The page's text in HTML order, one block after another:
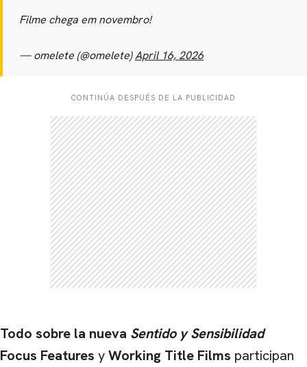
Filme chega em novembro!
— omelete (@omelete)April 16, 2026
CONTINÚA DESPUÉS DE LA PUBLICIDAD
Todo sobre la nueva Sentido y Sensibilidad
Focus Features yWorking Title Films participan